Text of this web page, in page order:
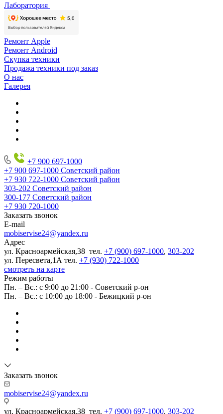
Лаборатория
Ремонт Apple
Ремонт Android
Скупка техники
Продажа техники под заказ
О нас
Галерея
+7 900 697-1000
+7 900 697-1000 Советский район
+7 930 722-1000 Советский район
303-202 Советский район
300-177 Советский район
+7 930 720-1000
Заказать звонок
E-mail
mobiservise24@yandex.ru
Адрес
ул. Красноармейская,38 тел. +7 (900) 697-1000, 303-202
ул. Пересвета,1А тел. +7 (930) 722-1000
смотреть на карте
Режим работы
Пн. – Вс.: с 9:00 до 21:00 - Советский р-он
Пн. – Вс.: с 10:00 до 18:00 - Бежицкий р-он
Заказать звонок
mobiservise24@yandex.ru
ул. Красноармейская,38 тел. +7 (900) 697-1000, 303-202